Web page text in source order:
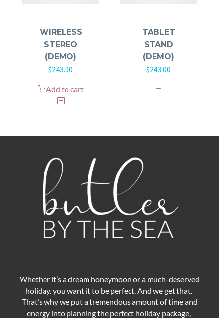
WIRELESS
STEREO
(DEMO)
$243.00
Add to cart
TABLET
STAND
(DEMO)
$243.00
Whether it’s a dream honeymoon or a much-deserved
holiday, you want it to be perfect. And we get that.
That’s why we put a tremendous amount of time and
energy into planning the perfect holiday package,